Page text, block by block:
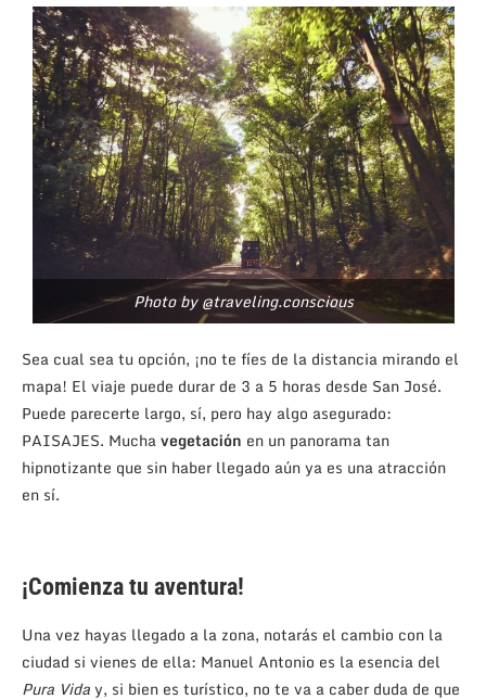
Photo by @traveling.conscious
Sea cual sea tu opción, ¡no te fíes de la distancia mirando el
mapa! El viaje puede durar de 3 a 5 horas desde San José.
Puede parecerte largo, sí, pero hay algo asegurado:
PAISAJES. Muchavegetación en un panorama tan
hipnotizante que sin haber llegado aún ya es una atracción
en sí.
¡Comienza tu aventura!
Una vez hayas llegado a la zona, notarás el cambio con la
ciudad si vienes de ella: Manuel Antonio es la esencia del
Pura Viday, si bien es turístico, no te va a caber duda de que